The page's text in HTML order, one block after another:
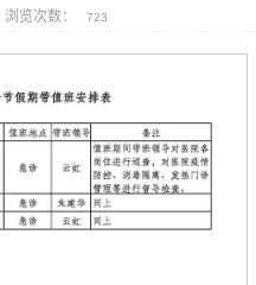
浏览次数： 723